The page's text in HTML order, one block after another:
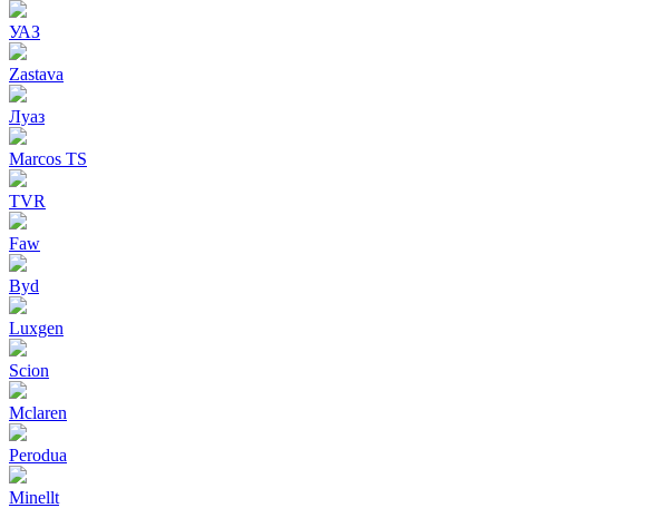
УАЗ
Zastava
Луаз
Marcos TS
TVR
Faw
Byd
Luxgen
Scion
Mclaren
Perodua
Minellt